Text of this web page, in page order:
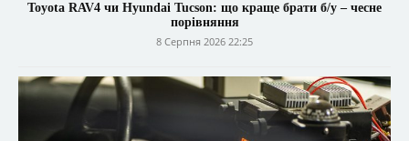
Toyota RAV4 чи Hyundai Tucson: що краще брати б/у – чесне
порівняння
8 Серпня 2026 22:25